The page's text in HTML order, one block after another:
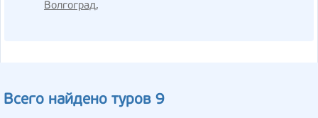
Волгоград,
Всего найдено туров 9